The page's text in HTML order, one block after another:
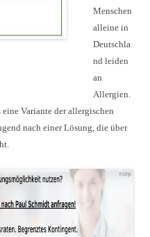
Menschen
alleine in
Deutschla
nd leiden
an
Allergien.
Variante der allergischen
nach einer Lösung, die über